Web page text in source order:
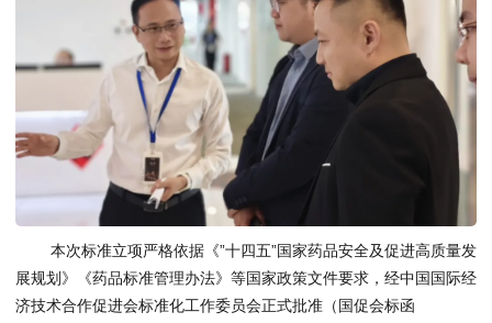
本次标准立项严格依据《”十四五”国家药品安全及促进高质量发
展规划》《药品标准管理办法》等国家政策文件要求，经中国国际经
济技术合作促进会标准化工作委员会正式批准（国促会标函